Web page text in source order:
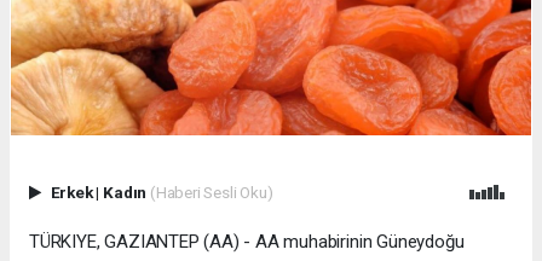
Erkek| Kadın (Haberi Sesli Oku)
TÜRKIYE, GAZIANTEP (AA) - AA muhabirinin Güneydoğu